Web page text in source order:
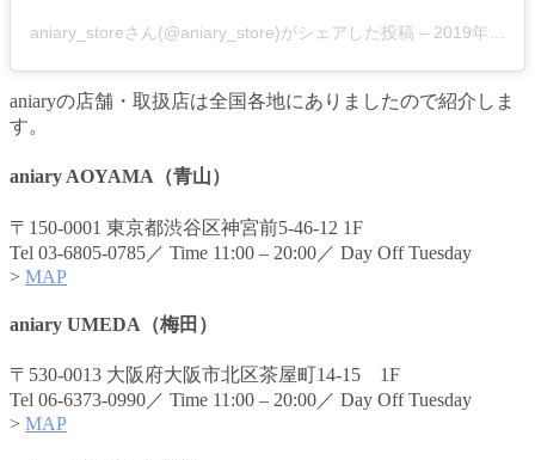
aniary_storeさん(@aniary_store)がシェアした投稿 – 2019年 2月月25日午後7時03分PST
aniaryの店舗・取扱店は全国各地にありましたので紹介しま
す。
aniary AOYAMA（青山）
〒150-0001 東京都渋谷区神宮前5-46-12 1F
Tel 03-6805-0785／ Time 11:00 – 20:00／ Day Off Tuesday
> MAP
aniary UMEDA（梅田）
〒530-0013 大阪府大阪市北区茶屋町14-15 1F
Tel 06-6373-0990／ Time 11:00 – 20:00／ Day Off Tuesday
> MAP